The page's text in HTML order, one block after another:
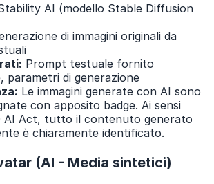
AI (modello Stable Diffusion
di immagini originali da
Prompt testuale fornito
parametri di generazione
Le immagini generate con AI sono
con apposito badge. Ai sensi
AI Act, tutto il contenuto generato
è chiaramente identificato.
(AI - Media sintetici)